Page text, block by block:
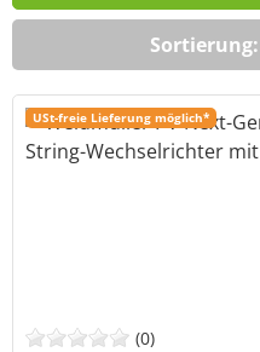
USt-freie Lieferung möglich*
(0)